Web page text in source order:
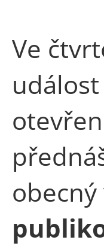
Ve
obecný